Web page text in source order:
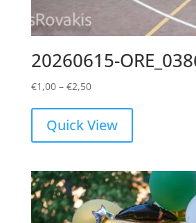
20260615-
€1,00 – €2,50Price
€1,00
through
Quick View